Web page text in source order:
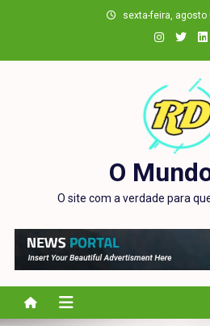
sexta-feira, agosto
O
O site com a verdade para